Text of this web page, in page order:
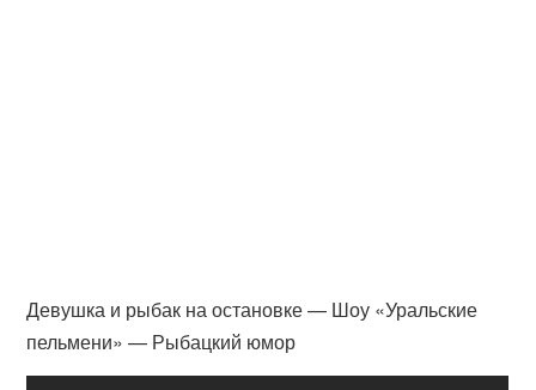
Девушка и рыбак на остановке — Шоу «Уральские
пельмени» — Рыбацкий юмор